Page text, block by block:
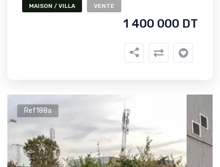
MAISON / VILLA VENTE
1 400 000 DT
Ref188a